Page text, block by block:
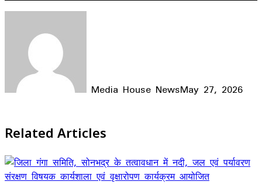
Media House NewsMay 27, 2026
Related Articles